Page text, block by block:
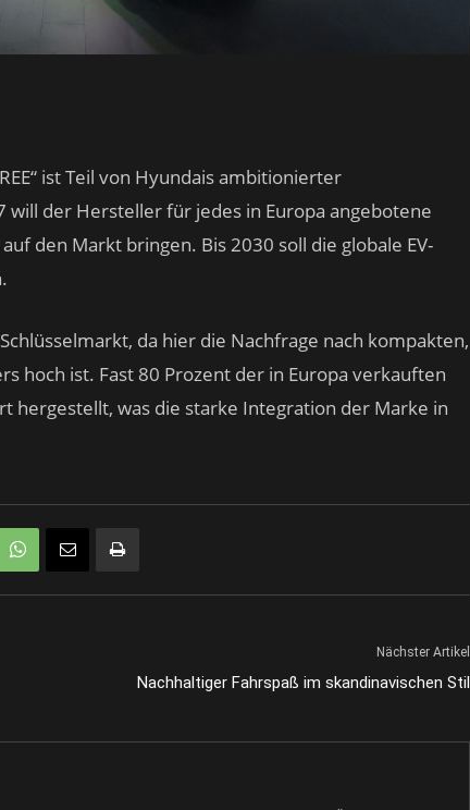
ist Teil von Hyundais ambitionierter
will der Hersteller für jedes in Europa angebotene
den Markt bringen. Bis 2030 soll die globale EV-
da hier die Nachfrage nach kompakten,
hoch ist. Fast 80 Prozent der in Europa verkauften
hergestellt, was die starke Integration der Marke in
Nächster Artikel
Nachhaltiger Fahrspaß im skandinavischen Stil